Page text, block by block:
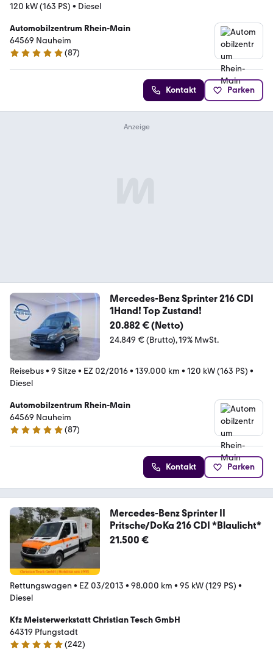
120 kW (163 PS) • Diesel
Automobilzentrum Rhein-Main
64569 Nauheim
4.9 Sterne
(87)
Kontakt Parken
Mercedes-Benz Sprinter 216 CDI
1Hand! Top Zustand!
20.882 € (Netto)
24.849 € (Brutto) 19% MwSt.
Reisebus• 9 Sitze• EZ 02/2016• 139.000 km • 120 kW (163 PS) •
Diesel
Automobilzentrum Rhein-Main
64569 Nauheim
4.9 Sterne
(87)
Kontakt Parken
Mercedes-Benz Sprinter II
Pritsche/DoKa 216 CDI *Blaulicht*
21.500 €
Rettungswagen • EZ 03/2013 • 98.000 km • 95 kW (129 PS) •
Diesel
Kfz Meisterwerkstatt Christian Tesch GmbH
64319 Pfungstadt
4.8 Sterne
(242)